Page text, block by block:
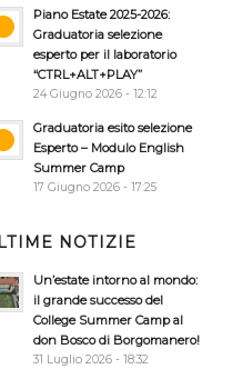
Piano Estate 2025-2026:
Graduatoria selezione
esperto per il laboratorio
“CTRL+ALT+PLAY”
24 Giugno 2026 - 12:12
Graduatoria esito selezione
Esperto – Modulo English
Summer Camp
17 Giugno 2026 - 17:25
NOTIZIE
Un’estate intorno al mondo:
il grande successo del
College Summer Camp al
don Bosco di Borgomanero!
31 Luglio 2026 - 18:32